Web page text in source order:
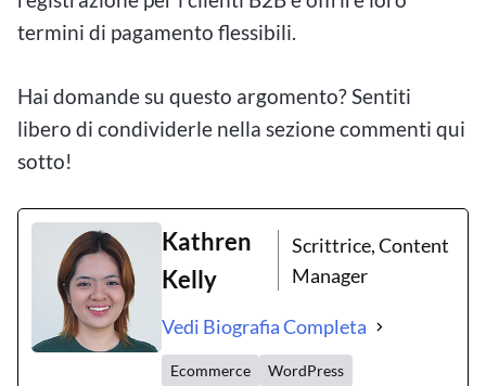
termini di pagamento flessibili.
Hai domande su questo argomento? Sentiti
libero di condividerle nella sezione commenti qui
sotto!
Kathren
Kelly
Scrittrice, Content
Manager
Vedi Biografia Completa
Ecommerce
WordPress